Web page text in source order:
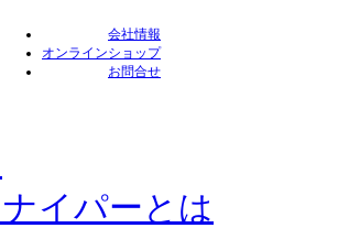
会社情報
オンラインショップ
お問合せ
イパーとは